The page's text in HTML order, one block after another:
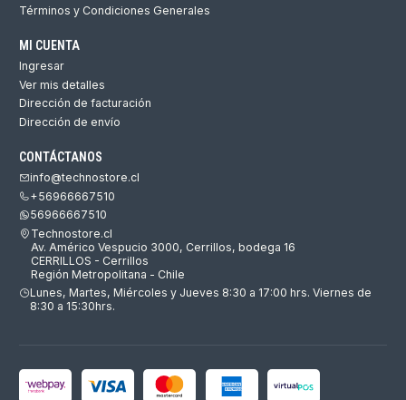
Términos y Condiciones Generales
MI CUENTA
Ingresar
Ver mis detalles
Dirección de facturación
Dirección de envío
CONTÁCTANOS
info@technostore.cl
+56966667510
56966667510
Technostore.cl
Av. Américo Vespucio 3000, Cerrillos, bodega 16
CERRILLOS - Cerrillos
Región Metropolitana - Chile
Lunes, Martes, Miércoles y Jueves 8:30 a 17:00 hrs. Viernes de
8:30 a 15:30hrs.